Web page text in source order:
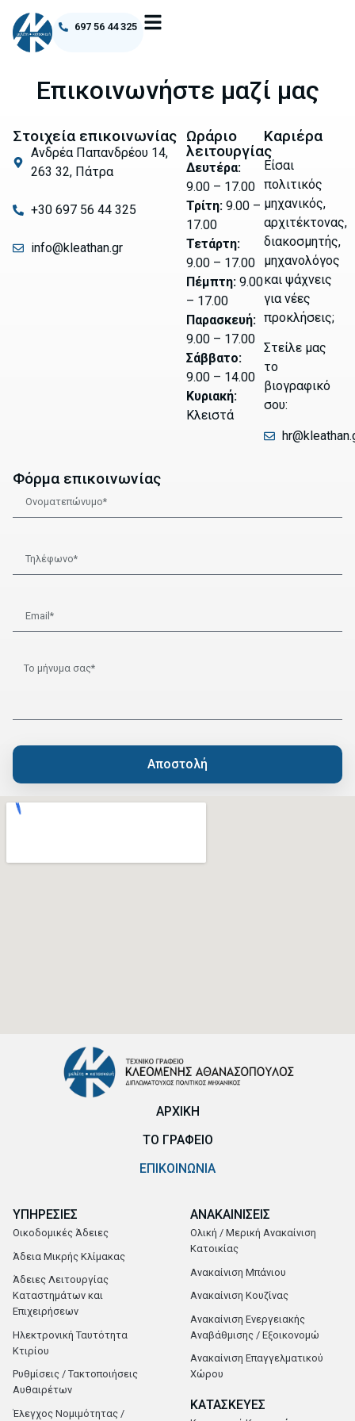
697 56 44 325
Επικοινωνήστε μαζί μας
Στοιχεία επικοινωνίας
Ανδρέα Παπανδρέου 14,
263 32, Πάτρα
+30 697 56 44 325
info@kleathan.gr
Ωράριο
λειτουργίας
Δευτέρα:
9.00 – 17.00
Τρίτη:9.00 –
17.00
Τετάρτη:
9.00 – 17.00
Πέμπτη:9.00
– 17.00
Παρασκευή:
9.00 – 17.00
Σάββατο:
9.00 – 14.00
Κυριακή:
Κλειστά
Καριέρα
Είσαι
πολιτικός
μηχανικός,
αρχιτέκτονας,
διακοσμητής,
μηχανολόγος
και ψάχνεις
για νέες
προκλήσεις;
Στείλε μας
το
βιογραφικό
σου:
Φόρμα επικοινωνίας
Αποστολή
ΑΡΧΙΚΗ
ΤΟ ΓΡΑΦΕΙΟ
ΕΠΙΚΟΙΝΩΝΙΑ
ΥΠΗΡΕΣΙΕΣ
Οικοδομικές Άδειες
Άδεια Μικρής Κλίμακας
Άδειες Λειτουργίας
Καταστημάτων και
Επιχειρήσεων
Ηλεκτρονική Ταυτότητα
Κτιρίου
Ρυθμίσεις / Τακτοποιήσεις
Αυθαιρέτων
Έλεγχος Νομιμότητας /
ΑΝΑΚΑΙΝΙΣΕΙΣ
Ολική / Μερική Ανακαίνιση
Κατοικίας
Ανακαίνιση Μπάνιου
Ανακαίνιση Κουζίνας
Ανακαίνιση Ενεργειακής
Αναβάθμισης / Εξοικονομώ
Ανακαίνιση Επαγγελματικού
Χώρου
ΚΑΤΑΣΚΕΥΕΣ